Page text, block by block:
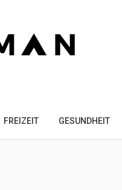
FREIZEIT GESUNDHEIT